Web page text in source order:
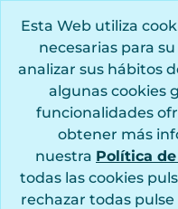
Esta Web utiliza
necesarias para
analizar sus hábitos
algunas cookies
funcionalidades
obtener más
nuestra Política
todas las cookies
rechazar todas pulse